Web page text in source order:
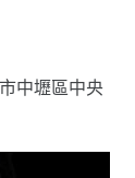
中壢區中央